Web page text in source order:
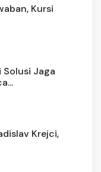
Kursi
Jaga
Krejci,